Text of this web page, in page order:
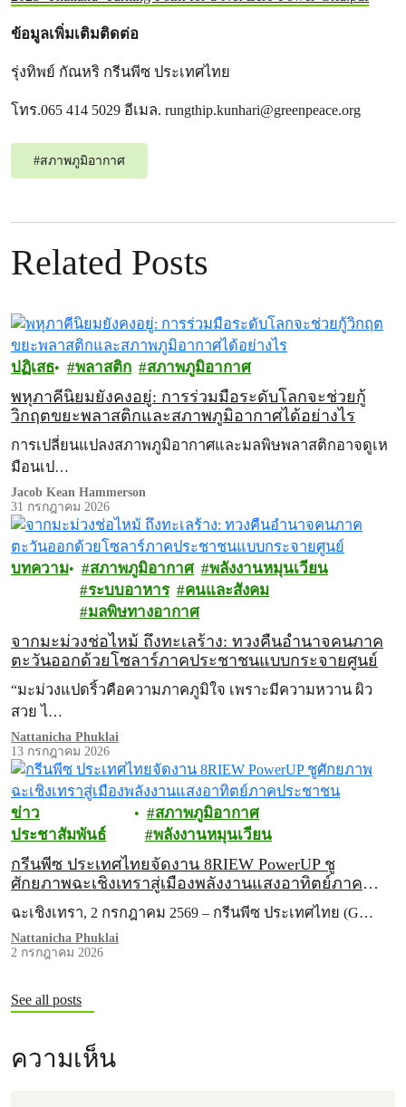
ข้อมูลเพิ่มเติมติดต่อ
รุ่งทิพย์ กัณหริ กรีนพีซ ประเทศไทย
โทร.065 414 5029 อีเมล. rungthip.kunhari@greenpeace.org
#สภาพภูมิอากาศ
Related Posts
ปฏิเสธ พลาสติก สภาพภูมิอากาศ
พหุภาคีนิยมยังคงอยู่: การร่วมมือระดับโลกจะช่วยกู้
วิกฤตขยะพลาสติกและสภาพภูมิอากาศได้อย่างไร
การเปลี่ยนแปลงสภาพภูมิอากาศและมลพิษพลาสติกอาจดูเห
มือนเป…
Jacob Kean Hammerson
31 กรกฎาคม 2026
บทความ สภาพภูมิอากาศ
พลังงานหมุนเวียน
ระบบอาหาร
คนและสังคม
มลพิษทางอากาศ
จากมะม่วงช่อไหม้ ถึงทะเลร้าง: ทวงคืนอำนาจคนภาค
ตะวันออกด้วยโซลาร์ภาคประชาชนแบบกระจายศูนย์
“มะม่วงแปดริ้วคือความภาคภูมิใจ เพราะมีความหวาน ผิว
สวย ไ…
Nattanicha Phuklai
13 กรกฎาคม 2026
ข่าว
ประชาสัมพันธ์
สภาพภูมิอากาศ
พลังงานหมุนเวียน
กรีนพีซ ประเทศไทยจัดงาน 8RIEW PowerUP ชู
ศักยภาพฉะเชิงเทราสู่เมืองพลังงานแสงอาทิตย์ภาค
ประชาชน
ฉะเชิงเทรา, 2 กรกฎาคม 2569 – กรีนพีซ ประเทศไทย (G…
Nattanicha Phuklai
2 กรกฎาคม 2026
See all posts
ความเห็น